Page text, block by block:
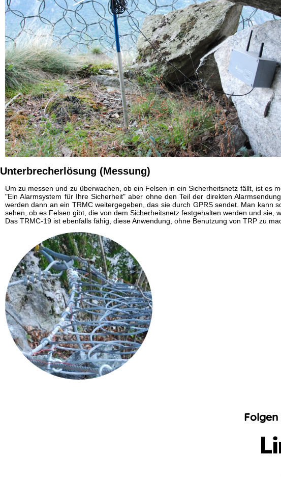
Unterbrecherlösung (Messung)
Um zu messen und zu überwachen, ob ein Felsen in ein Sicherheitsnetz fällt, ist es
"Ein Alarmsystem für Ihre Sicherheit" aber ohne den Teil der direkten
werden dann an ein TRMC weitergegeben, das sie durch GPRS sendet. Man
sehen, ob es Felsen gibt, die von dem Sicherheitsnetz festgehalten werden und sie,
Das TRMC-19 ist ebenfalls fähig, diese Anwendung, ohne Benutzung von TRP zu